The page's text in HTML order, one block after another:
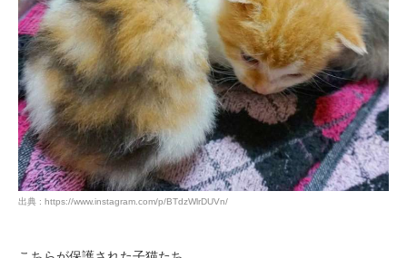
出典 : https://www.instagram.com/p/BTdzWlrDUVn/